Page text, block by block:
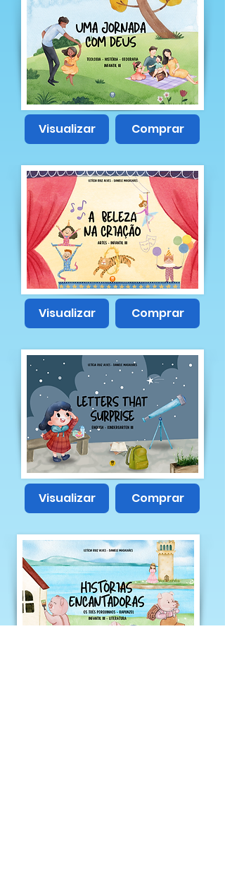
Visualizar Comprar
Visualizar Comprar
Visualizar Comprar